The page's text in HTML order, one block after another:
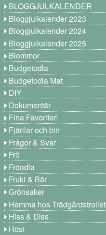
BLOGGJULKALENDER
Bloggjulkalender 2023
Bloggjulkalender 2024
Bloggjulkalender 2025
Blommor
Budgetodla
Budgetodla Mat
DIY
Dokumentär
Fina Favoriter!
Fjärilar och bin
Frågor & Svar
Frö
Fröodla
Frukt & Bär
Grönsaker
Hemma hos Trädgårdstrollet
Hiss & Diss
Höst